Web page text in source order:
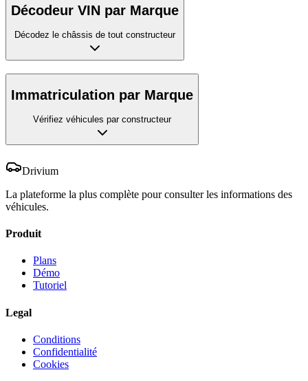
Décodeur VIN par Marque
Décodez le châssis de tout constructeur
Immatriculation par Marque
Vérifiez véhicules par constructeur
Drivium
La plateforme la plus complète pour consulter les informations des
véhicules.
Produit
Plans
Démo
Tutoriel
Legal
Conditions
Confidentialité
Cookies